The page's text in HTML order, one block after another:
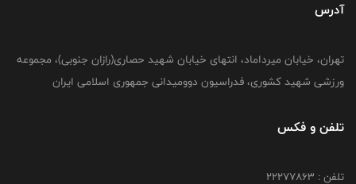
آدرس
تهران، خیابان میرداماد، انتهای خیابان شهید حصاری(رازان جنوبی)، مجموعه
ورزشی شهید کشوری، فدراسیون دوومیدانی جمهوری اسلامی ایران
تلفن و فکس
تلفن : 22277863